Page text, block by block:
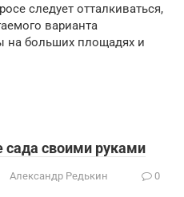
следует отталкиваться,
варианта
на больших площадях и
сада своими руками
Александр Редькин 0